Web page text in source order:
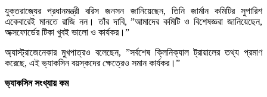
যুক্তরাজ্যের প্রধানমন্ত্রী বরিস জনসন জানিয়েছেন, তিনি জার্মান কমিটির সুপারিশ
একেবারেই মানতে রাজি নন। তাঁর দাবি, ”আমাদের কমিটি ও বিশেষজ্ঞরা জানিয়েছেন,
অক্সফোর্ডের টিকা খুবই ভালো ও কার্যকর।”
অ্যাস্ট্রাজেনেকার মুখপাত্রও বলেছেন, ”সর্বশেষ ক্লিনিক্যাল ট্রায়ালের তথ্য প্রমাণ
করেছে, এই ভ্যাকসিন বয়স্কদের ক্ষেত্রেও সমান কার্যকর।”
ভ্যাকসিন সংখ্যায় কম